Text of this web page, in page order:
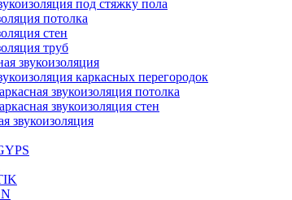
под стяжку пола
потолка
стен
труб
звукоизоляция
каркасных перегородок
звукоизоляция потолка
звукоизоляция стен
звукоизоляция